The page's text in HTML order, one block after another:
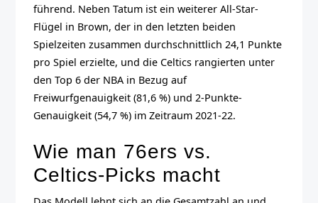
führend. Neben Tatum ist ein weiterer All-Star-
Flügel in Brown, der in den letzten beiden
Spielzeiten zusammen durchschnittlich 24,1 Punkte
pro Spiel erzielte, und die Celtics rangierten unter
den Top 6 der NBA in Bezug auf
Freiwurfgenauigkeit (81,6 %) und 2-Punkte-
Genauigkeit (54,7 %) im Zeitraum 2021-22.
Wie man 76ers vs.
Celtics-Picks macht